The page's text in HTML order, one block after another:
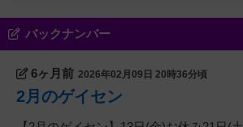
バックナンバー
6ヶ月前 2026年02月09日 20時36分頃
2月のゲイセン